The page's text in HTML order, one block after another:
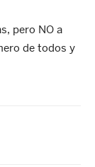
pero NO a
de todos y